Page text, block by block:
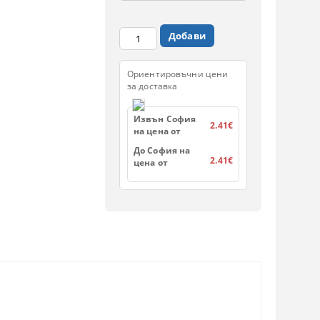
Ориентировъчни цени
за доставка
Извън София
на цена от
2.41€
До София на
цена от
2.41€